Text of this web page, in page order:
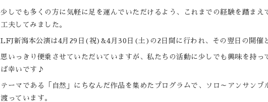
少しでも多くの方に気軽に足を運んでいただけるよう、これまでの経験を踏まえ
工夫してみました。
LFJ新潟本公演は4月29日(祝)&4月30日(土)の2日間に行われ、その翌日の開催
思いっきり便乗させていただいていますが、私たちの活動に少しでも興味を持っ
ば幸いです♪
テーマである「自然」にちなんだ作品を集めたプログラムで、ソロ～アンサンブ
渡っています。